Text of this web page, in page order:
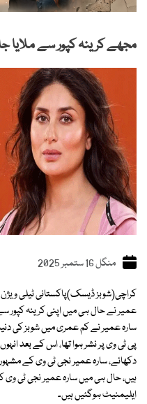
مجھے کرینہ کپور سے ملایا
منگل 16 ستمبر 2025
کراچی(شوبز ڈیسک)پاکستانی ٹیلی
عمیر نے حال ہی میں اپنی کرینہ
پی ٹی وی پر نشر ہوا تھا، اس کے بعد
دکھائے، سارہ عمیر نجی ٹی وی کے
ہیں، حال ہی میں سارہ عمیر نجی ٹی
ایلیمنیٹ ہوگئیں ہیں۔